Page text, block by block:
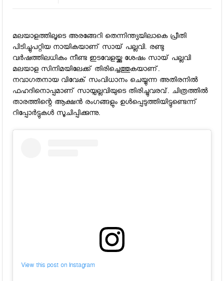
മലയാളത്തിലൂടെ അരങ്ങേറി തെന്നിന്ത്യയിലാകെ പ്രീതി
പിടിച്ചുപറ്റിയ നായികയാണ് സായ് പല്ലവി. രണ്ടു
വര്‍ഷത്തിലധികം നീണ്ട ഇടവേളയ്ക്കു ശേഷം സായ് പല്ലവി
മലയാള സിനിമയിലേക്ക് തിരിച്ചെത്തുകയാണ്.
നവാഗതനായ വിവേക് സംവിധാനം ചെയ്യുന്ന അതിരനില്‍
ഫഹദിനൊപ്പമാണ് സായ്പല്ലവിയുടെ തിരിച്ചുവരവ്. ചിത്രത്തില്‍
താരത്തിന്റെ ആക്ഷന്‍ രംഗങ്ങളും ഉള്‍പ്പെടുത്തിയിട്ടുണ്ടെന്ന്
റിപ്പോര്‍ട്ടുകള്‍ സൂചിപ്പിക്കുന്നു.
View this post on Instagram